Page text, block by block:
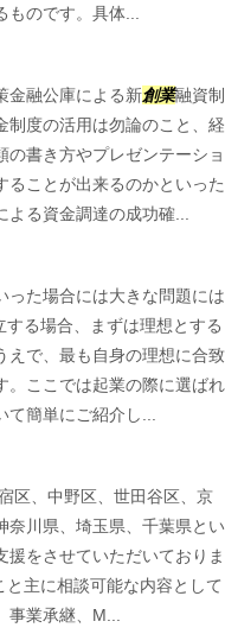
のです。具体...
金融公庫による新創業融資制
制度の活用は勿論のこと、経
の書き方やプレゼンテーショ
ることが出来るのかといった
る資金調達の成功確...
った場合には大きな問題には
る場合、まずは理想とする
えで、最も自身の理想に合致
。ここでは起業の際に選ばれ
簡単にご紹介し...
区、中野区、世田谷区、京
奈川県、埼玉県、千葉県とい
援をさせていただいておりま
主に相談可能な内容として
業承継、M...